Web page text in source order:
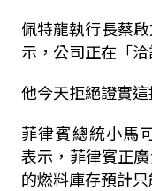
佩特龍執行長蔡
示，公司正在「
他今天拒絕證實
菲律賓總統小馬
表示，菲律賓正
的燃料庫存預計